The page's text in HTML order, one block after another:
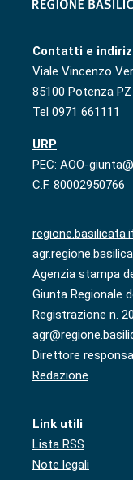
Contatti e
Viale Vincenzo
85100 Potenza PZ
Tel 0971 661111
URP
PEC: AOO-
C.F. 80002950766
Agenzia stampa
Giunta Regionale
Registrazione n.
Direttore
Redazione
Link utili
Lista RSS
Note legali